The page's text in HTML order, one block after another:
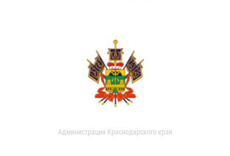
Администрация Краснодарского края